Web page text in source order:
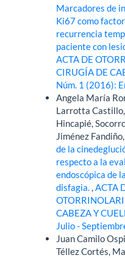
Marcadores de
Ki67 como
recurrencia
paciente con
ACTA DE
CIRUGÍA DE
Núm. 1 (2016):
Angela María
Larrotta
Hincapié,
Jiménez
de la
respecto a la
endoscópica de
disfagia.,ACTA
CABEZA Y
Julio -
Juan Camilo
Téllez Cortés,